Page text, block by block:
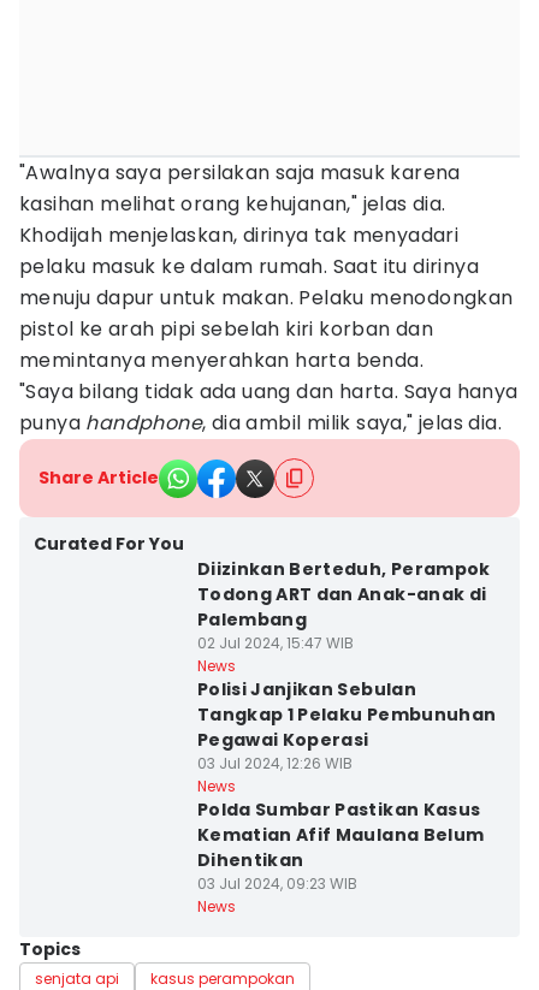
"Awalnya saya persilakan saja masuk karena
kasihan melihat orang kehujanan," jelas dia.
Khodijah menjelaskan, dirinya tak menyadari
pelaku masuk ke dalam rumah. Saat itu dirinya
menuju dapur untuk makan. Pelaku menodongkan
pistol ke arah pipi sebelah kiri korban dan
memintanya menyerahkan harta benda.
"Saya bilang tidak ada uang dan harta. Saya hanya
punya handphone, dia ambil milik saya," jelas dia.
Share Article
Curated For You
Diizinkan Berteduh, Perampok
Todong ART dan Anak-anak di
Palembang
02 Jul 2024, 15:47 WIB
News
Polisi Janjikan Sebulan
Tangkap 1 Pelaku Pembunuhan
Pegawai Koperasi
03 Jul 2024, 12:26 WIB
News
Polda Sumbar Pastikan Kasus
Kematian Afif Maulana Belum
Dihentikan
03 Jul 2024, 09:23 WIB
News
Topics
senjata api kasus perampokan